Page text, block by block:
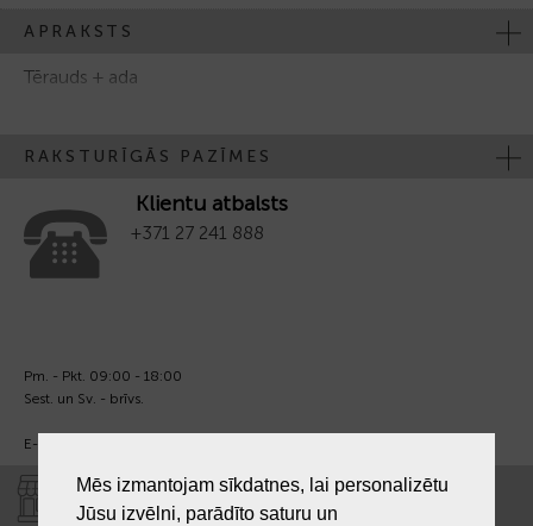
APRAKSTS
Tērauds + ada
RAKSTURĪGĀS PAZĪMES
Klientu atbalsts
+371 27 241 888
Pm. - Pkt. 09:00 - 18:00
Sest. un Sv. - brīvs.
E-pasts:
VEIKALI "LAIKS"
Mēs izmantojam sīkdatnes, lai personalizētu
Jūsu izvēlni, parādīto saturu un